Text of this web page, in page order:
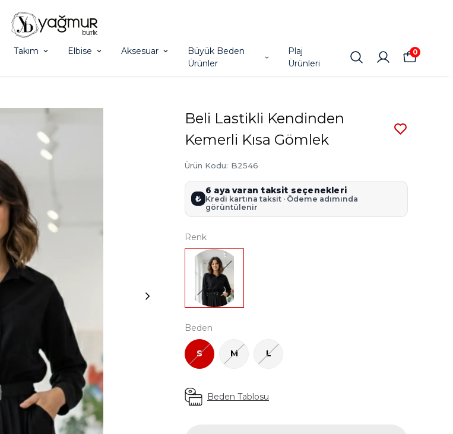
Takım Elbise Aksesuar
Büyük Beden
Ürünler
Plaj
Ürünleri
0
Beli Lastikli Kendinden
Kemerli Kısa Gömlek
Ürün Kodu: B2546
₺
6 aya varan taksit seçenekleri
Kredi kartına taksit · Ödeme adımında
görüntülenir
Renk
Beden
S M L
Beden Tablosu